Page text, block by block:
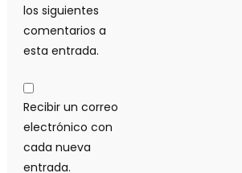
los siguientes
comentarios a
esta entrada.
Recibir un correo
electrónico con
cada nueva
entrada.